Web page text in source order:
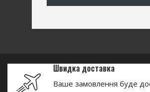
Швидка доставка
Ваше замовлення буде